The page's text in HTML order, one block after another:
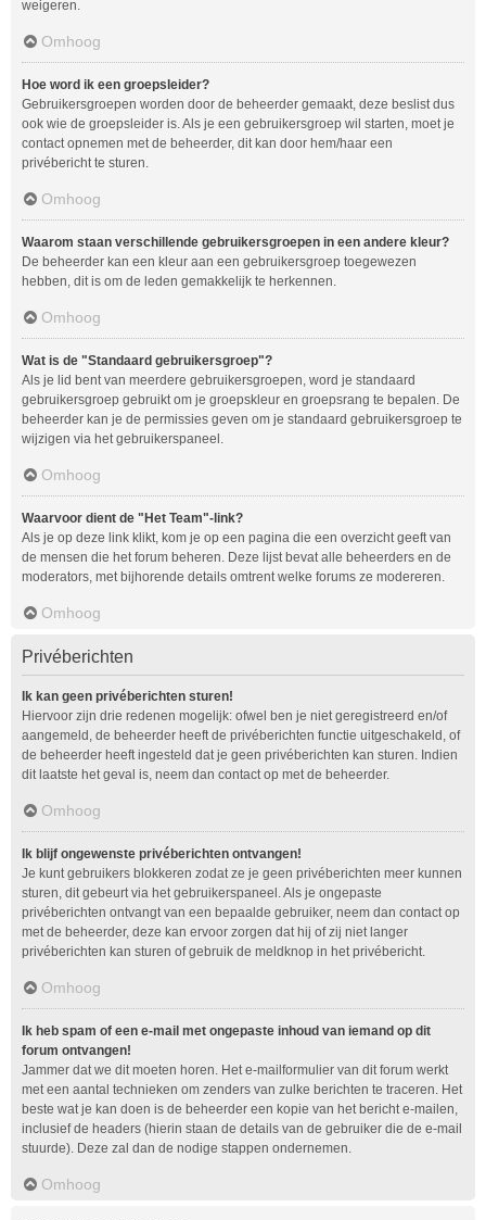
weigeren.
Omhoog
Hoe word ik een groepsleider?
Gebruikersgroepen worden door de beheerder gemaakt, deze beslist dus
ook wie de groepsleider is. Als je een gebruikersgroep wil starten, moet je
contact opnemen met de beheerder, dit kan door hem/haar een
privébericht te sturen.
Omhoog
Waarom staan verschillende gebruikersgroepen in een andere kleur?
De beheerder kan een kleur aan een gebruikersgroep toegewezen
hebben, dit is om de leden gemakkelijk te herkennen.
Omhoog
Wat is de "Standaard gebruikersgroep"?
Als je lid bent van meerdere gebruikersgroepen, word je standaard
gebruikersgroep gebruikt om je groepskleur en groepsrang te bepalen. De
beheerder kan je de permissies geven om je standaard gebruikersgroep te
wijzigen via het gebruikerspaneel.
Omhoog
Waarvoor dient de "Het Team"-link?
Als je op deze link klikt, kom je op een pagina die een overzicht geeft van
de mensen die het forum beheren. Deze lijst bevat alle beheerders en de
moderators, met bijhorende details omtrent welke forums ze modereren.
Omhoog
Privéberichten
Ik kan geen privéberichten sturen!
Hiervoor zijn drie redenen mogelijk: ofwel ben je niet geregistreerd en/of
aangemeld, de beheerder heeft de privéberichten functie uitgeschakeld, of
de beheerder heeft ingesteld dat je geen privéberichten kan sturen. Indien
dit laatste het geval is, neem dan contact op met de beheerder.
Omhoog
Ik blijf ongewenste privéberichten ontvangen!
Je kunt gebruikers blokkeren zodat ze je geen privéberichten meer kunnen
sturen, dit gebeurt via het gebruikerspaneel. Als je ongepaste
privéberichten ontvangt van een bepaalde gebruiker, neem dan contact op
met de beheerder, deze kan ervoor zorgen dat hij of zij niet langer
privéberichten kan sturen of gebruik de meldknop in het privébericht.
Omhoog
Ik heb spam of een e-mail met ongepaste inhoud van iemand op dit
forum ontvangen!
Jammer dat we dit moeten horen. Het e-mailformulier van dit forum werkt
met een aantal technieken om zenders van zulke berichten te traceren. Het
beste wat je kan doen is de beheerder een kopie van het bericht e-mailen,
inclusief de headers (hierin staan de details van de gebruiker die de e-mail
stuurde). Deze zal dan de nodige stappen ondernemen.
Omhoog